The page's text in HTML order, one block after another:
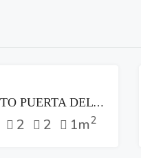
ALQUILER APARTAMENTO PUERTA DEL ALMA ZONA MULTIPLAZA ANTIGUO CUSCATLAN
2 2 1m2